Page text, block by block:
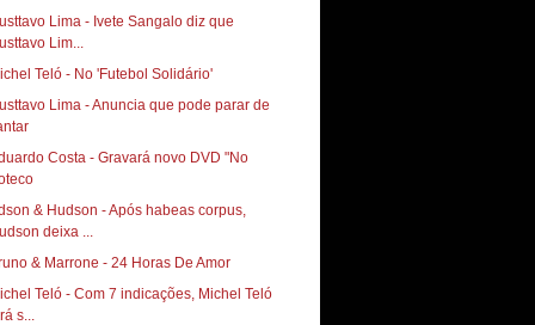
Lima - Ivete Sangalo diz que
Lim...
Teló - No 'Futebol Solidário'
Lima - Anuncia que pode parar de
Costa - Gravará novo DVD "No
& Hudson - Após habeas corpus,
deixa ...
& Marrone - 24 Horas De Amor
Teló - Com 7 indicações, Michel Teló
s...